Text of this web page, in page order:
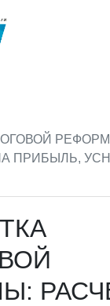
ПРИБЫЛЬ,